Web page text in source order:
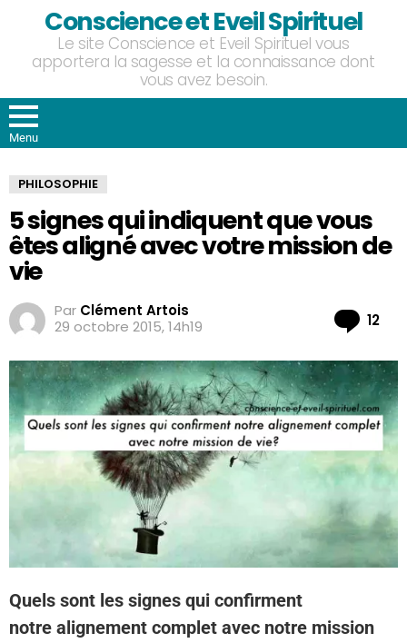
Conscience et Eveil Spirituel
Le site Conscience et Eveil Spirituel vous
apportera la sagesse et la connaissance dont
vous avez besoin.
Menu
PHILOSOPHIE
5 signes qui indiquent que vous
êtes aligné avec votre mission de
vie
Par Clément Artois
29 octobre 2015, 14h19
12
Quels sont les signes qui confirment
notre alignement complet avec notre mission